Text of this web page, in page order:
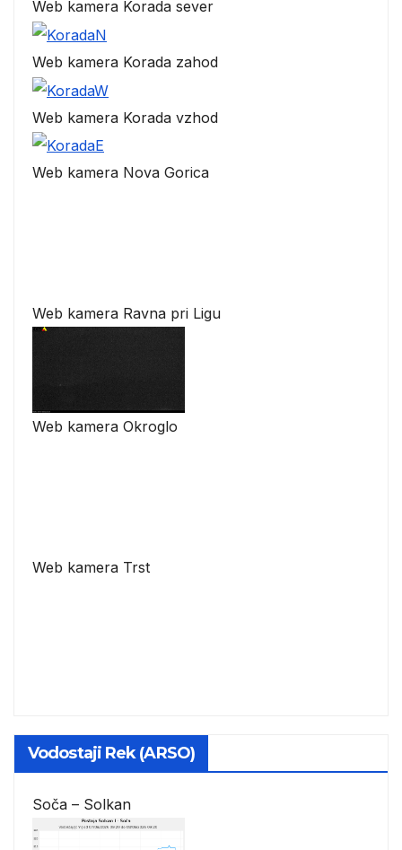
Web kamera Korada sever
Web kamera Korada zahod
Web kamera Korada vzhod
Web kamera Nova Gorica
Web kamera Ravna pri Ligu
Web kamera Okroglo
Web kamera Trst
Vodostaji Rek (ARSO)
Soča – Solkan